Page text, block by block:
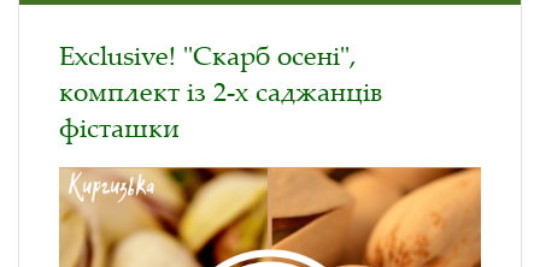
Exclusive! "Скарб осені",
комплект із 2-х саджанців
фісташки